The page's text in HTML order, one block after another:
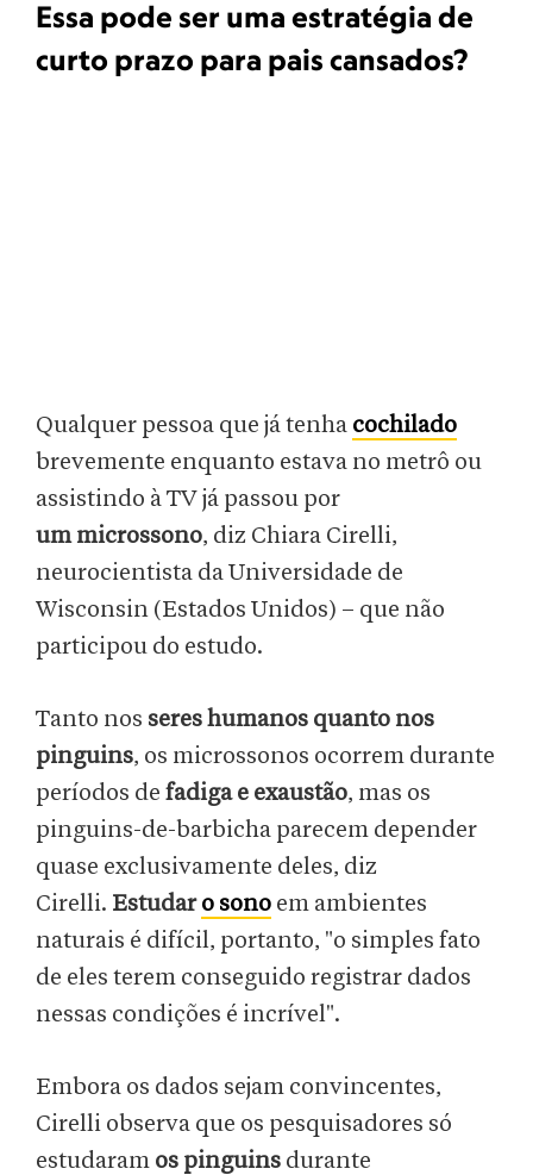
Essa pode ser uma estratégia de
curto prazo para pais cansados?
Qualquer pessoa que já tenha cochilado
brevemente enquanto estava no metrô ou
assistindo à TV já passou por
um microssono, diz Chiara Cirelli,
neurocientista da Universidade de
Wisconsin (Estados Unidos) – que não
participou do estudo.
Tanto nos seres humanos quanto nos
pinguins, os microssonos ocorrem durante
períodos de fadiga e exaustão, mas os
pinguins-de-barbicha parecem depender
quase exclusivamente deles, diz
Cirelli. Estudaro sono em ambientes
naturais é difícil, portanto, "o simples fato
de eles terem conseguido registrar dados
nessas condições é incrível".
Embora os dados sejam convincentes,
Cirelli observa que os pesquisadores só
estudaram os pinguins durante